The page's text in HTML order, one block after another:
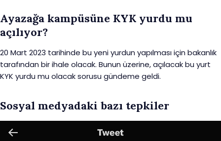
Ayazağa kampüsüne KYK yurdu mu
açılıyor?
20 Mart 2023 tarihinde bu yeni yurdun yapılması için bakanlık
tarafından bir ihale olacak. Bunun üzerine, açılacak bu yurt
KYK yurdu mu olacak sorusu gündeme geldi.
Sosyal medyadaki bazı tepkiler